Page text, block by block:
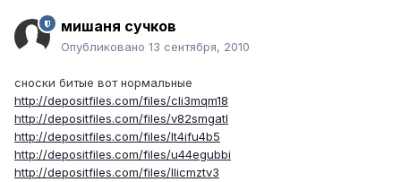
мишаня сучков
Опубликовано 13 сентября, 2010
сноски битые вот нормальные
http://depositfiles.com/files/cli3mqm18
http://depositfiles.com/files/v82smgatl
http://depositfiles.com/files/lt4ifu4b5
http://depositfiles.com/files/u44egubbi
http://depositfiles.com/files/llicmztv3